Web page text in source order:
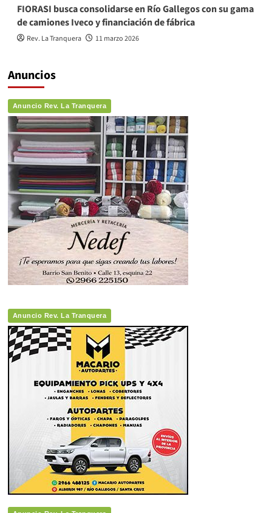
FIORASI busca consolidarse en Río Gallegos con su gama
de camiones Iveco y financiación de fábrica
Rev. La Tranquera 11 marzo 2026
Anuncios
Anuncio Rev. La Tranquera
Anuncio Rev. La Tranquera